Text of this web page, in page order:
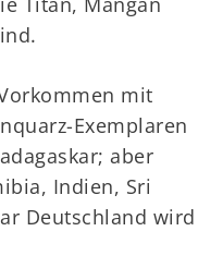
mit
Exemplaren
aber
Indien, Sri
Deutschland wird